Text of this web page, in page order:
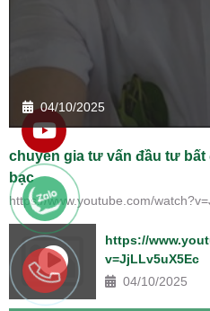
04/10/2025
chuyên gia tư vấn đầu tư bất
bạc
https://www.youtube.com/
https://
v=JjLLv5uX5Ec
04/10/2025